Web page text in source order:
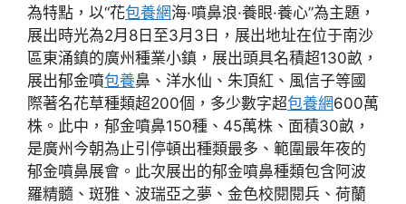
為特點，以“花包養網海·噴鼻浪·養眼·養心”為主題，
展出時光為2月8日至3月3日，展出地址在位于南沙
區東涌鎮的廣州種業小鎮，展出頭具名積超130畝，
展出郁金噴包養鼻、洋水仙、朱頂紅、風信子等國
際著名花草種類超200個，多少數字超包養網600萬
株。此中，郁金噴鼻150種、45萬株、面積30畝，
是廣州今朝為止引停頓出種類最多、範圍最年夜的
郁金噴鼻展會。此次展出的郁金噴鼻種類包含阿波
羅精髓、斑雅、波瑞亞之夢、金色校閱閱兵、荷蘭